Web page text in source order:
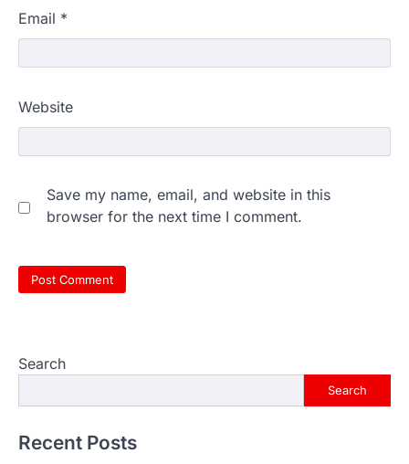
Email *
Website
Save my name, email, and website in this
browser for the next time I comment.
Search
Search
Recent Posts